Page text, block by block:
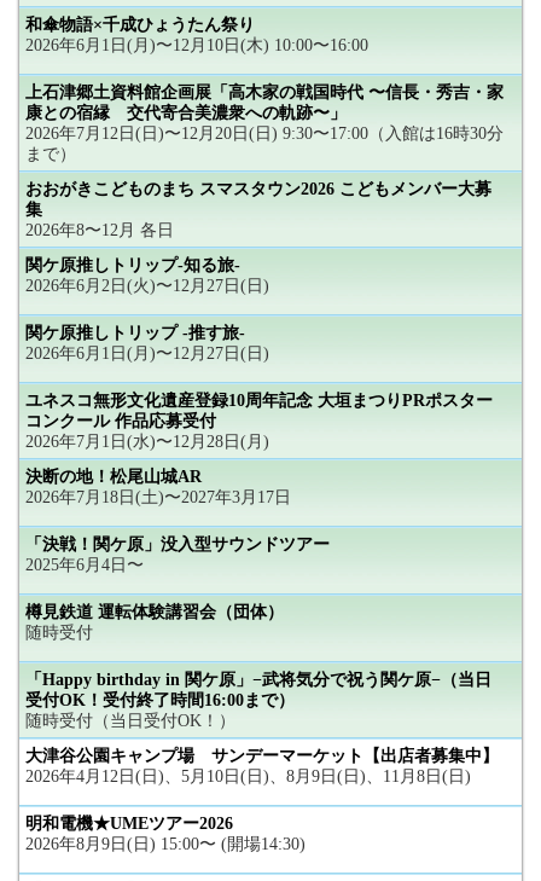
和傘物語×千成ひょうたん祭り
2026年6月1日(月)〜12月10日(木) 10:00〜16:00
上石津郷土資料館企画展「高木家の戦国時代 〜信長・秀吉・家
康との宿縁 交代寄合美濃衆への軌跡〜」
2026年7月12日(日)〜12月20日(日) 9:30〜17:00（入館は16時30分
まで）
おおがきこどものまち スマスタウン2026 こどもメンバー大募
集
2026年8〜12月 各日
関ケ原推しトリップ-知る旅-
2026年6月2日(火)〜12月27日(日)
関ケ原推しトリップ -推す旅-
2026年6月1日(月)〜12月27日(日)
ユネスコ無形文化遺産登録10周年記念 大垣まつりPRポスター
コンクール 作品応募受付
2026年7月1日(水)〜12月28日(月)
決断の地！松尾山城AR
2026年7月18日(土)〜2027年3月17日
「決戦！関ケ原」没入型サウンドツアー
2025年6月4日〜
樽見鉄道 運転体験講習会（団体）
随時受付
「Happy birthday in 関ケ原」−武将気分で祝う関ケ原−（当日
受付OK！受付終了時間16:00まで）
随時受付（当日受付OK！）
大津谷公園キャンプ場 サンデーマーケット【出店者募集中】
2026年4月12日(日)、5月10日(日)、8月9日(日)、11月8日(日)
明和電機★UMEツアー2026
2026年8月9日(日) 15:00〜 (開場14:30)